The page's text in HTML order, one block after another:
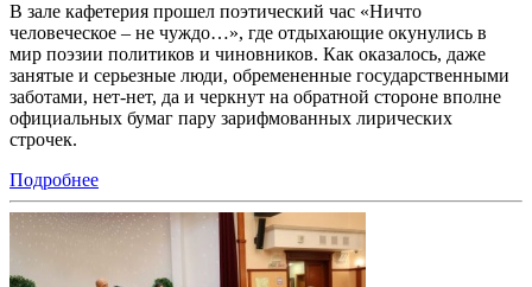
В зале кафетерия прошел поэтический час «Ничто
человеческое – не чуждо…», где отдыхающие окунулись в
мир поэзии политиков и чиновников. Как оказалось, даже
занятые и серьезные люди, обремененные государственными
заботами, нет-нет, да и черкнут на обратной стороне вполне
официальных бумаг пару зарифмованных лирических
строчек.
Подробнее